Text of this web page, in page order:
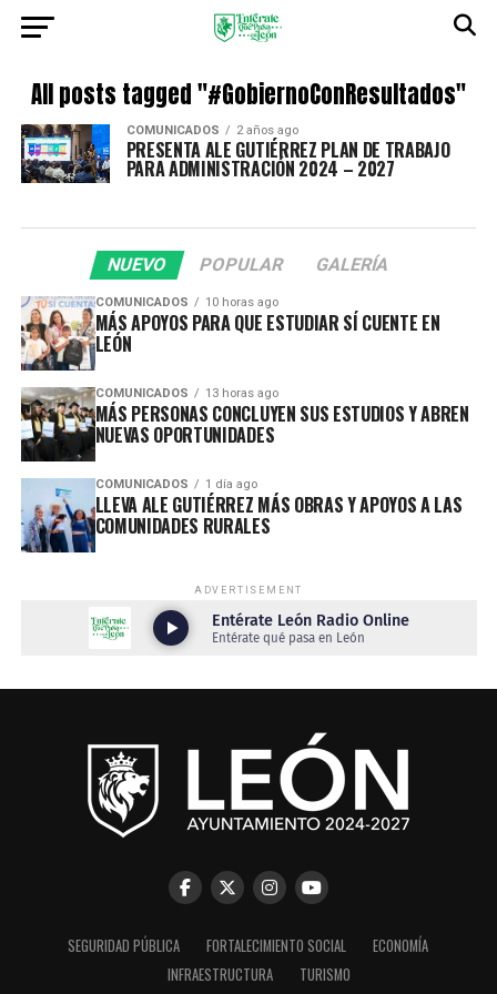
All posts tagged "#GobiernoConResultados"
COMUNICADOS 2 años ago
PRESENTA ALE GUTIÉRREZ PLAN DE TRABAJO
PARA ADMINISTRACIÓN 2024 – 2027
NUEVO POPULAR GALERÍA
COMUNICADOS 10 horas ago
MÁS APOYOS PARA QUE ESTUDIAR SÍ CUENTE EN
LEÓN
COMUNICADOS 13 horas ago
MÁS PERSONAS CONCLUYEN SUS ESTUDIOS Y ABREN
NUEVAS OPORTUNIDADES
COMUNICADOS 1 día ago
LLEVA ALE GUTIÉRREZ MÁS OBRAS Y APOYOS A LAS
COMUNIDADES RURALES
ADVERTISEMENT
SEGURIDAD PÚBLICA FORTALECIMIENTO SOCIAL
ECONOMÍA
INFRAESTRUCTURA
TURISMO